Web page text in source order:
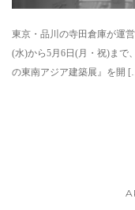
東京・品川の寺田倉庫が運
(水)から5月6日(月・祝)まで
の東南アジア建築展』を開